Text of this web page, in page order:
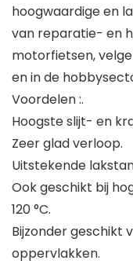
hoogwaardige en
van reparatie- en
motorfietsen,
en in de
Voordelen :.
Hoogste slijt- en
Zeer glad verloop.
Uitstekende
Ook geschikt bij
120 °C.
Bijzonder geschikt
oppervlakken.